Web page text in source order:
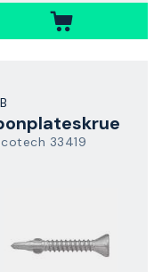
33419